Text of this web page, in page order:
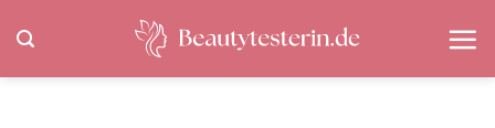
Inhalt
springen